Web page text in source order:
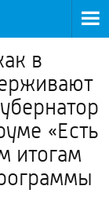
в
«Есть
итогам